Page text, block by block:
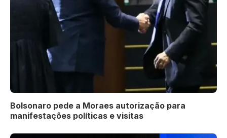
Bolsonaro pede a Moraes autorização para
manifestações políticas e visitas